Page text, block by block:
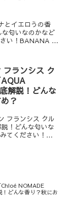
とイエロうの香
匂いなのかなど
さい！BANANA to
フランシス ク
解説！どんな
？
フランシス クル
！どんな匂いな
てください！
Chloé NOMADE
どんな香り？秋にお